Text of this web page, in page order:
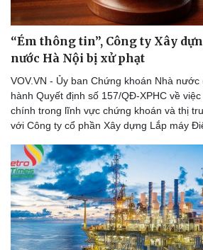
Thể thao
Bóng đá
Thế giới thể thao
eSports
Hậu trường
Ô tô -
Ô tô
Tư vấn
“Ém thông tin”, Công ty Xây
nước Hà Nội bị xử phạt
VOV.VN - Ủy ban Chứng khoán Nhà nước
hành Quyết định số 157/QĐ-XPHC về
chính trong lĩnh vực chứng khoán và thị
với Công ty cổ phần Xây dựng Lắp máy